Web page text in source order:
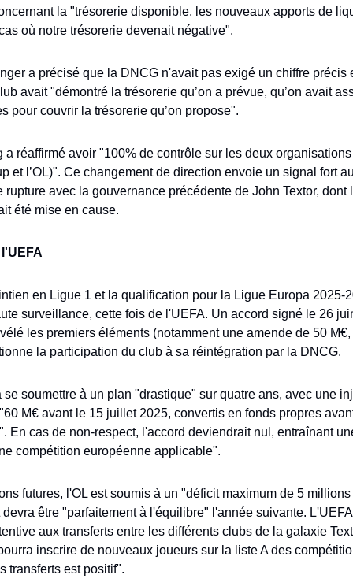
la "trésorerie disponible, les nouveaux apports de
où notre trésorerie devenait négative".
a précisé que la DNCG n'avait pas exigé un chiffre précis
avait "démontré la trésorerie qu’on a prévue, qu’on avait
pour couvrir la trésorerie qu’on propose".
a réaffirmé avoir "100% de contrôle sur les deux
et l’OL)". Ce changement de direction envoie un signal fort
rupture avec la gouvernance précédente de John Textor, dont
été mise en cause.
en Ligue 1 et la qualification pour la Ligue Europa 2025-
surveillance, cette fois de l'UEFA. Un accord signé le 26
les premiers éléments (notamment une amende de 50
la participation du club à sa réintégration par la DNCG.
se soumettre à un plan "drastique" sur quatre ans, avec une
M€ avant le 15 juillet 2025, convertis en fonds propres
En cas de non-respect, l'accord deviendrait nul, entraînant
compétition européenne applicable".
futures, l'OL est soumis à un "déficit maximum de 5
être "parfaitement à l'équilibre" l'année suivante.
aux transferts entre les différents clubs de la galaxie
inscrire de nouveaux joueurs sur la liste A des
transferts est positif".